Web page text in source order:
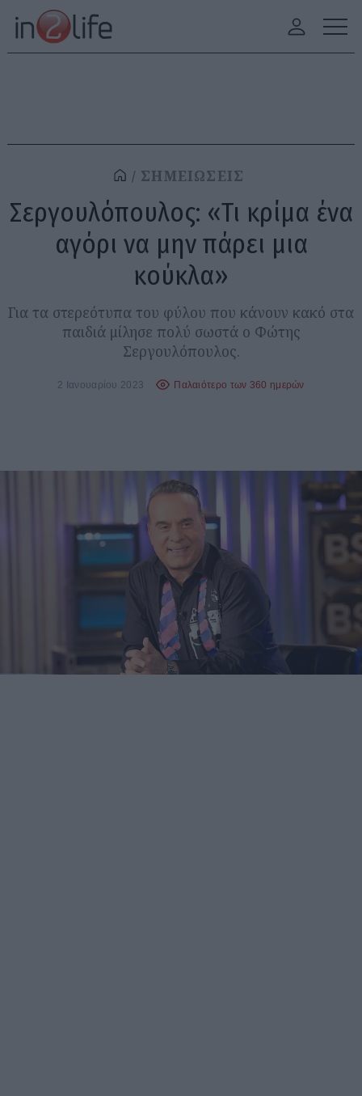
ΣΗΜΕΙΩΣΕΙΣ
Σεργουλόπουλος: «Τι κρίμα ένα
αγόρι να μην πάρει μια
κούκλα»
Για τα στερεότυπα του φύλου που κάνουν κακό στα
παιδιά μίλησε πολύ σωστά ο Φώτης
Σεργουλόπουλος.
2 Ιανουαρίου 2023 Παλαιότερο των 360 ημερών